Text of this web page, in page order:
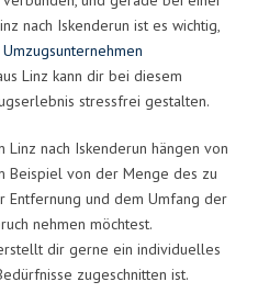
nach Iskenderun ist es wichtig,
Umzugsunternehmen
Linz kann dir bei diesem
stressfrei gestalten.
nach Iskenderun hängen von
Beispiel von der Menge des zu
Entfernung und dem Umfang der
nehmen möchtest.
dir gerne ein individuelles
zugeschnitten ist.